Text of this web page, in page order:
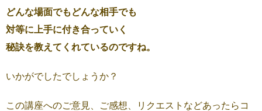
どんな場面でもどんな相手でも
対等に上手に付き合っていく
秘訣を教えてくれているのですね。
いかがでしたでしょうか？
この講座へのご意見、ご感想、リクエストなどあったらコ